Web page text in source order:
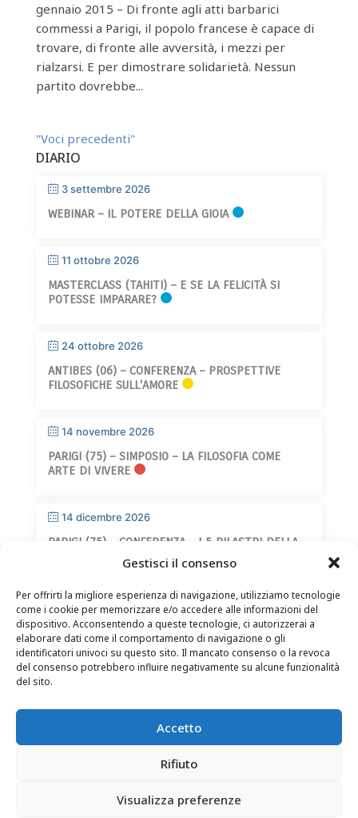
Gestisci il consenso
Per offrirti la migliore esperienza di navigazione, utilizziamo tecnologie
come i cookie per memorizzare e/o accedere alle informazioni del
dispositivo. Acconsentendo a queste tecnologie, ci autorizzerai a
elaborare dati come il comportamento di navigazione o gli
identificatori univoci su questo sito. Il mancato consenso o la revoca
del consenso potrebbero influire negativamente su alcune funzionalità
del sito.
Accetto
Rifiuto
Visualizza preferenze
gennaio 2015 – Di fronte agli atti barbarici
commessi a Parigi, il popolo francese è capace di
trovare, di fronte alle avversità, i mezzi per
rialzarsi. E per dimostrare solidarietà. Nessun
partito dovrebbe...
"Voci precedenti"
DIARIO
3 settembre 2026
WEBINAR – IL POTERE DELLA GIOIA
11 ottobre 2026
MASTERCLASS (TAHITI) – E SE LA FELICITÀ SI
POTESSE IMPARARE?
24 ottobre 2026
ANTIBES (06) – CONFERENZA – PROSPETTIVE
FILOSOFICHE SULL'AMORE
14 novembre 2026
PARIGI (75) – SIMPOSIO – LA FILOSOFIA COME
ARTE DI VIVERE
14 dicembre 2026
PARIGI (75) – CONFERENZA – I 5 PILASTRI DELLA
CONTATTI
© 2025 – FRÉDÉRIC LENOIR – TUTTI I DIRITTI RISERVATI